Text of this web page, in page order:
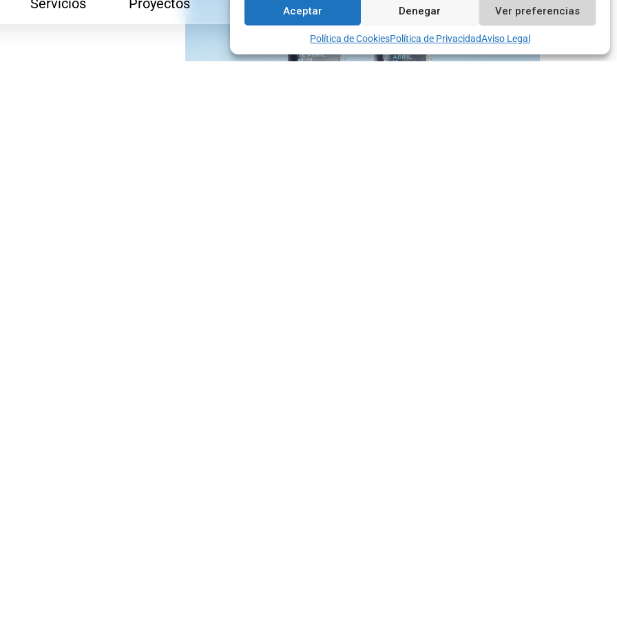
Aceptar Denegar Ver preferencias
Política de CookiesPolítica de PrivacidadAviso Legal
Servicios Proyectos Blog Contacto